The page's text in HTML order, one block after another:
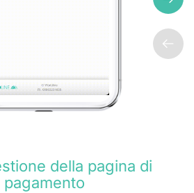
della pagina di
pagamento